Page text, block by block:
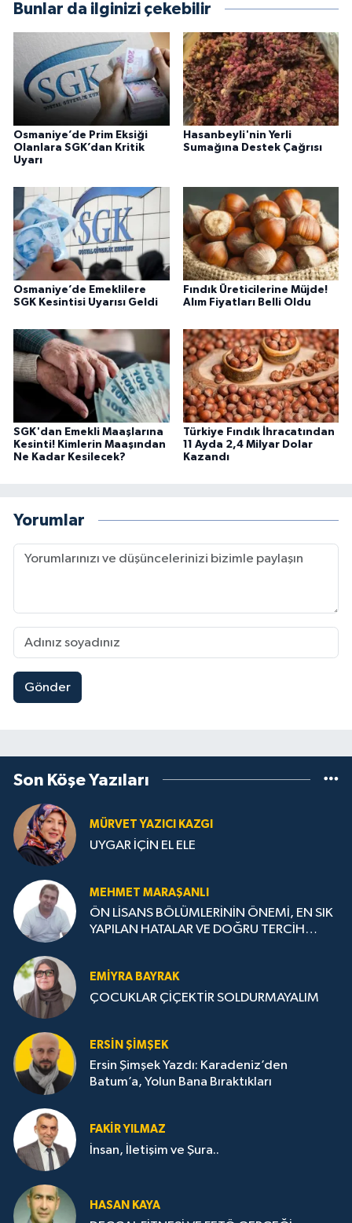
Bunlar da ilginizi çekebilir
Osmaniye’de Prim Eksiği
Olanlara SGK’dan Kritik
Uyarı
Hasanbeyli'nin Yerli
Sumağına Destek Çağrısı
Osmaniye’de Emeklilere
SGK Kesintisi Uyarısı Geldi
Fındık Üreticilerine Müjde!
Alım Fiyatları Belli Oldu
SGK'dan Emekli Maaşlarına
Kesinti! Kimlerin Maaşından
Ne Kadar Kesilecek?
Türkiye Fındık İhracatından
11 Ayda 2,4 Milyar Dolar
Kazandı
Yorumlar
Gönder
Son Köşe Yazıları
MÜRVET YAZICI KAZGI
UYGAR İÇİN EL ELE
MEHMET MARAŞANLI
ÖN LİSANS BÖLÜMLERİNİN ÖNEMİ, EN SIK
YAPILAN HATALAR VE DOĞRU TERCİH
EMIYRA BAYRAK
ÇOCUKLAR ÇİÇEKTİR SOLDURMAYALIM
ERSIN ŞIMŞEK
Ersin Şimşek Yazdı: Karadeniz’den
Batum’a, Yolun Bana Bıraktıkları
FAKIR YILMAZ
İnsan, İletişim ve Şura..
HASAN KAYA